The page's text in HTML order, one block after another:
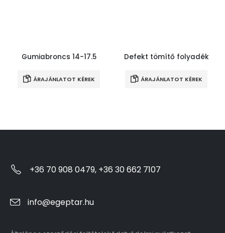
Gumiabroncs 14-17.5
ÁRAJÁNLATOT KÉREK
Defekt tömítő folyadék
ÁRAJÁNLATOT KÉREK
+36 70 908 0479, +36 30 662 7107
info@egeptar.hu